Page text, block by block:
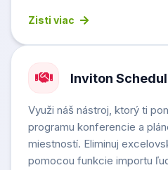
Zisti viac
Inviton
Využi náš nástroj, ktorý ti
programu konferencie a
miestností. Eliminuj
pomocou funkcie importu